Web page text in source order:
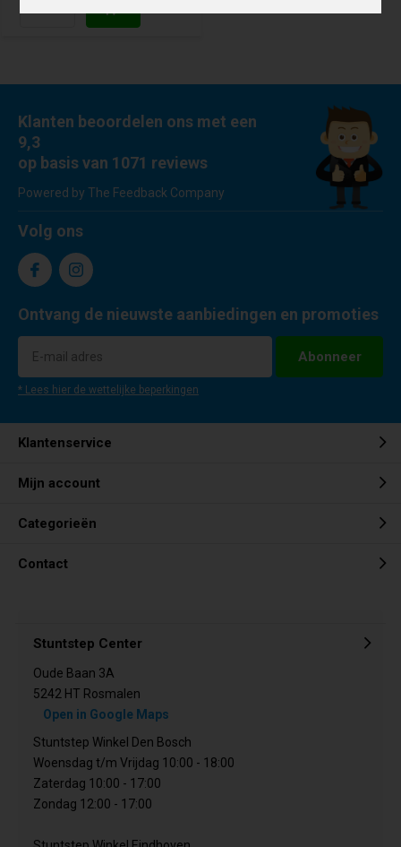
Klanten beoordelen ons met een
9,3
op basis van 1071 reviews
Powered by The Feedback Company
Volg ons
Ontvang de nieuwste aanbiedingen en promoties
Abonneer
* Lees hier de wettelijke beperkingen
Klantenservice
Mijn account
Categorieën
Contact
Stuntstep Center
Oude Baan 3A
5242 HT Rosmalen
Open in Google Maps
Stuntstep Winkel Den Bosch
Woensdag t/m Vrijdag 10:00 - 18:00
Zaterdag 10:00 - 17:00
Zondag 12:00 - 17:00